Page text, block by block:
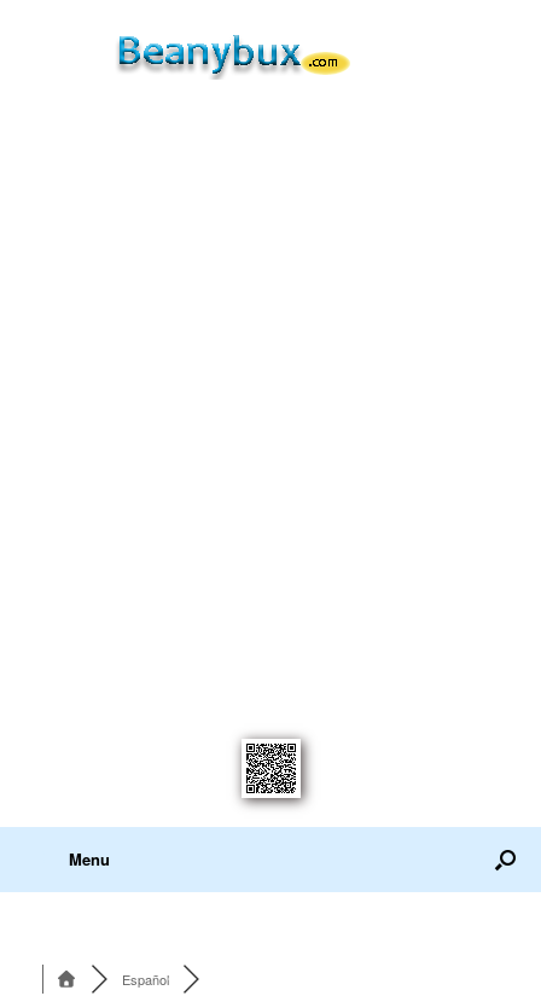
Menu
Español